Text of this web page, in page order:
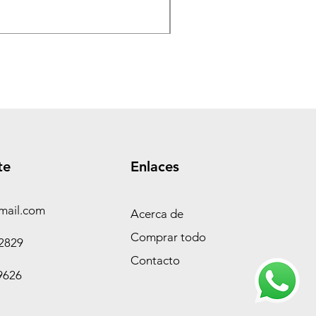
Enlaces
Acerca de
Comprar todo
Contacto